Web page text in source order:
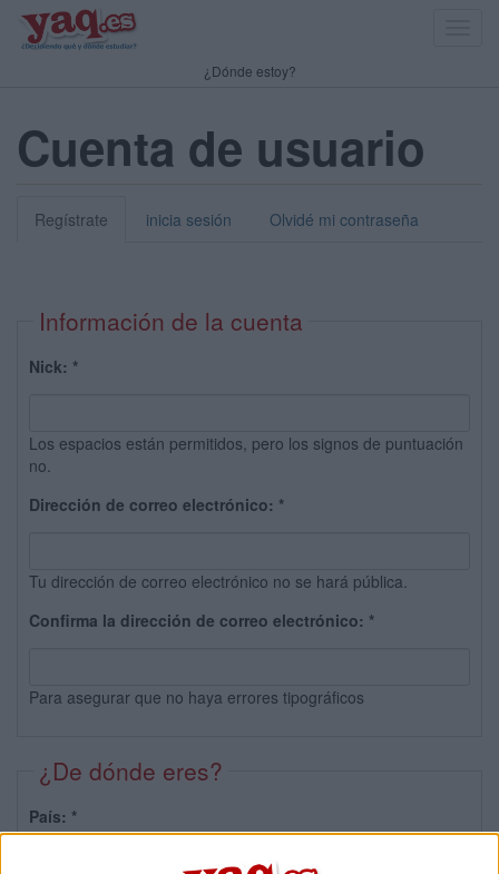
¿Dónde estoy?
Cuenta de usuario
Regístrate inicia sesión Olvidé mi contraseña
Información de la cuenta
Nick: *
Los espacios están permitidos, pero los signos de puntuación
no.
Dirección de correo electrónico: *
Tu dirección de correo electrónico no se hará pública.
Confirma la dirección de correo electrónico: *
Para asegurar que no haya errores tipográficos
¿De dónde eres?
País: *